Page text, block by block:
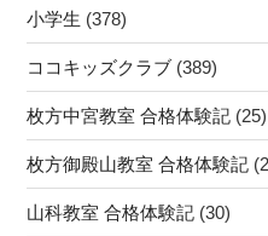
ッ
ト・
英
語・
速
読
★☆★”
の
小学生 (378)
ココキッズクラブ (389)
枚方中宮教室 合格体験記 (25)
枚方御殿山教室 合格体験記
山科教室 合格体験記 (30)